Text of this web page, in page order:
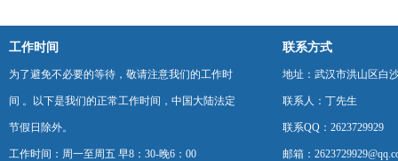
工作时间
为了避免不必要的等待，敬请注意我们的工作时
间 。以下是我们的正常工作时间，中国大陆法定
节假日除外。
工作时间：周一至周五 早8：30-晚6：00
联系方式
地址：武汉市洪山区白
联系人：丁先生
联系QQ：2623729929
邮箱：